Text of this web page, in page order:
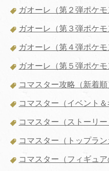
ガオーレ（第２弾ポケモ
ガオーレ（第３弾ポケモ
ガオーレ（第４弾ポケモ
ガオーレ（第５弾ポケモ
コマスター攻略（新着順
コマスター（イベント＆
コマスター（ストーリー
コマスター（トップラン
コマスター（フィギュア